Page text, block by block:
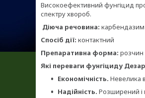
Високоефективний фунгіцид
спектру хвороб.
Діюча речовина: карбендазим
Спосіб дії: контактний
Препаративна форма: розчин
Які переваги фунгіциду
Економічність. Невелика
Надійність. Розширений і